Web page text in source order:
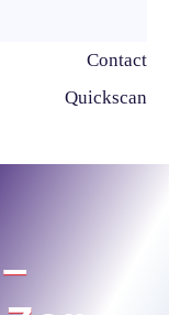
Contact
Quickscan